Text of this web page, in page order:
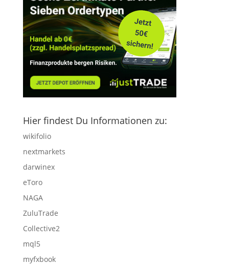
Hier findest Du Informationen zu:
wikifolio
nextmarkets
darwinex
eToro
NAGA
ZuluTrade
Collective2
mql5
myfxbook